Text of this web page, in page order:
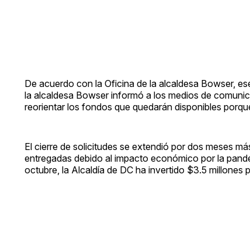
De acuerdo con la Oficina de la alcaldesa Bowser,
la alcaldesa Bowser informó a los medios de
reorientar los fondos que quedarán disponibles
El cierre de solicitudes se extendió por dos meses
entregadas debido al impacto económico por la
octubre, la Alcaldía de DC ha invertido $3.5 millones